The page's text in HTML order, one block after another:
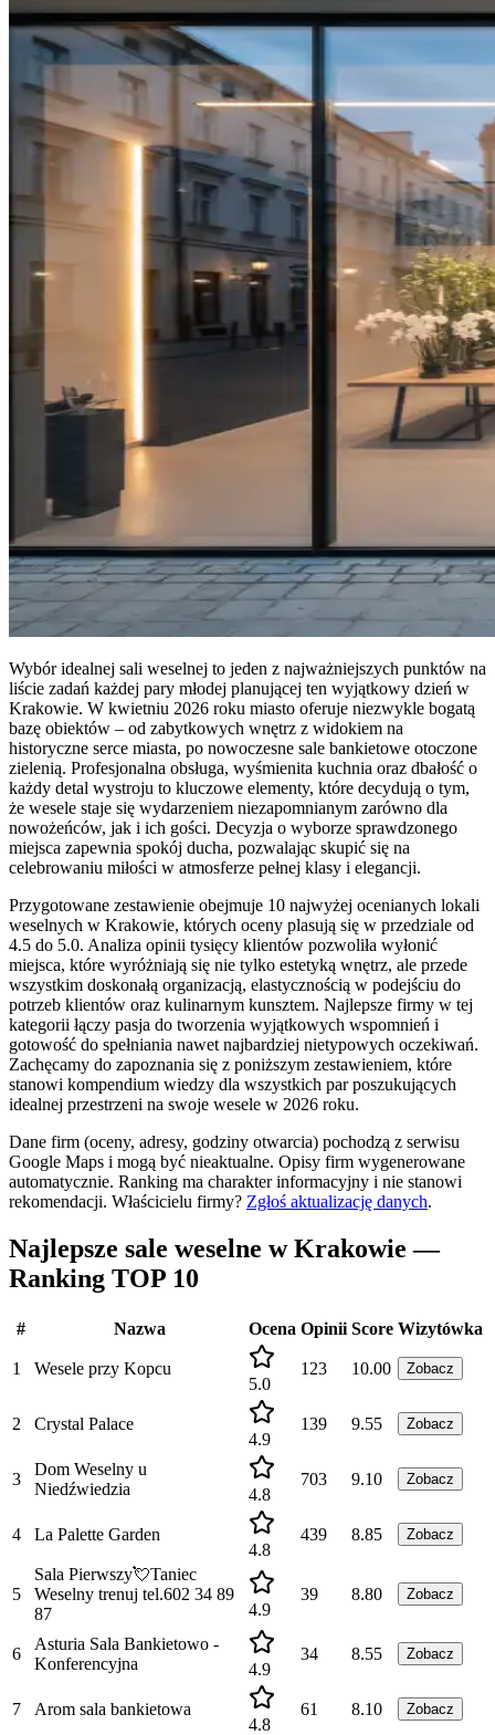
Wybór idealnej sali weselnej to jeden z najważniejszych punktów na
liście zadań każdej pary młodej planującej ten wyjątkowy dzień w
Krakowie. W kwietniu 2026 roku miasto oferuje niezwykle bogatą
bazę obiektów – od zabytkowych wnętrz z widokiem na
historyczne serce miasta, po nowoczesne sale bankietowe otoczone
zielenią. Profesjonalna obsługa, wyśmienita kuchnia oraz dbałość o
każdy detal wystroju to kluczowe elementy, które decydują o tym,
że wesele staje się wydarzeniem niezapomnianym zarówno dla
nowożeńców, jak i ich gości. Decyzja o wyborze sprawdzonego
miejsca zapewnia spokój ducha, pozwalając skupić się na
celebrowaniu miłości w atmosferze pełnej klasy i elegancji.
Przygotowane zestawienie obejmuje 10 najwyżej ocenianych lokali
weselnych w Krakowie, których oceny plasują się w przedziale od
4.5 do 5.0. Analiza opinii tysięcy klientów pozwoliła wyłonić
miejsca, które wyróżniają się nie tylko estetyką wnętrz, ale przede
wszystkim doskonałą organizacją, elastycznością w podejściu do
potrzeb klientów oraz kulinarnym kunsztem. Najlepsze firmy w tej
kategorii łączy pasja do tworzenia wyjątkowych wspomnień i
gotowość do spełniania nawet najbardziej nietypowych oczekiwań.
Zachęcamy do zapoznania się z poniższym zestawieniem, które
stanowi kompendium wiedzy dla wszystkich par poszukujących
idealnej przestrzeni na swoje wesele w 2026 roku.
Dane firm (oceny, adresy, godziny otwarcia) pochodzą z serwisu
Google Maps i mogą być nieaktualne. Opisy firm wygenerowane
automatycznie. Ranking ma charakter informacyjny i nie stanowi
rekomendacji. Właścicielu firmy? Zgłoś aktualizację danych.
Najlepsze sale weselne w Krakowie —
Ranking TOP 10
# Nazwa Ocena Opinii Score Wizytówka
1
Wesele przy Kopcu
5.0
123 10.00 Zobacz
2
Crystal Palace
4.9
139 9.55 Zobacz
3
Dom Weselny u
Niedźwiedzia
4.8
703 9.10 Zobacz
4
La Palette Garden
4.8
439 8.85 Zobacz
5
Sala Pierwszy💘Taniec
Weselny trenuj tel.602 34 89
87
4.9
39 8.80 Zobacz
6
Asturia Sala Bankietowo -
Konferencyjna
4.9
34 8.55 Zobacz
7
Arom sala bankietowa
4.8
61 8.10 Zobacz